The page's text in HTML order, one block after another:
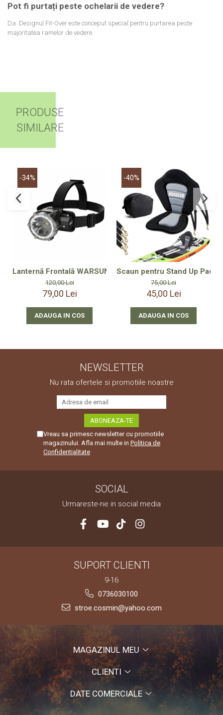
Pot fi purtați peste ochelarii de vedere?
Da. Designul Fit-Over este conceput special pentru purtarea peste
majoritatea ramelor de vedere.
PRODUSE
SIMILARE
-34%
Lanternă Frontală WARSUN WE01 1000 Lumeni
120,00 Lei
79,00 Lei
ADAUGA IN COS
-40%
Scaun pentru Stand Up
75,00 Lei
45,00 Lei
ADAUGA IN COS
NEWSLETTER
Nu rata ofertele si promotiile noastre
Vreau sa primesc newsletter cu promotiile
magazinului. Afla mai multe in Politica de
Confidentialitate
SOCIAL
Urmareste-ne in social media
SUPORT CLIENTI
9-16
0736030100
stroe.cosmin@yahoo.com
MAGAZINUL MEU
CLIENTI
DATE COMERCIALE